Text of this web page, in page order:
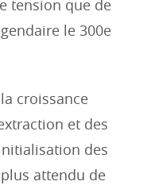
tension que de
le 300e
croissance
et des
des
attendu de